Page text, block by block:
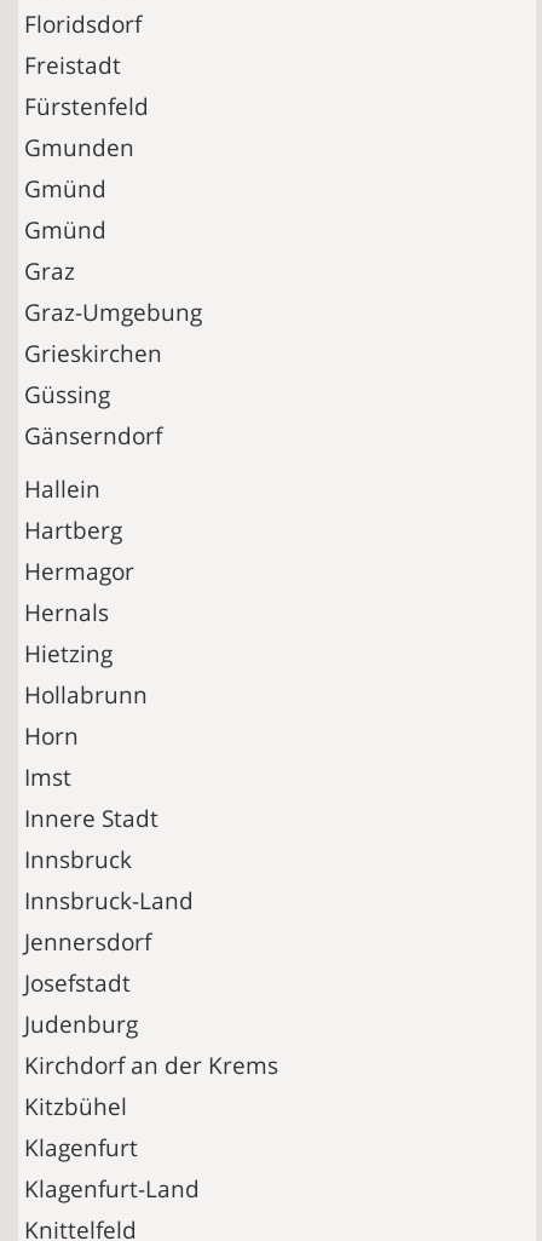
Floridsdorf
Freistadt
Fürstenfeld
Gmunden
Gmünd
Gmünd
Graz
Graz-Umgebung
Grieskirchen
Güssing
Gänserndorf
Hallein
Hartberg
Hermagor
Hernals
Hietzing
Hollabrunn
Horn
Imst
Innere Stadt
Innsbruck
Innsbruck-Land
Jennersdorf
Josefstadt
Judenburg
Kirchdorf an der Krems
Kitzbühel
Klagenfurt
Klagenfurt-Land
Knittelfeld